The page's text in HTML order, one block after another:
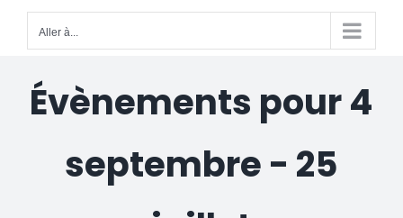
Aller à...
Évènements pour 4
septembre - 25